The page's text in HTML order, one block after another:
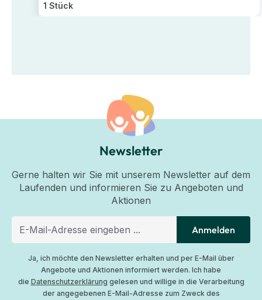
1 Stück
Newsletter
Gerne halten wir Sie mit unserem Newsletter auf dem
Laufenden und informieren Sie zu Angeboten und
Aktionen
Anmelden
Ja, ich möchte den Newsletter erhalten und per E-Mail über
Angebote und Aktionen informiert werden. Ich habe
die Datenschutzerklärung gelesen und willige in die Verarbeitung
der angegebenen E-Mail-Adresse zum Zweck des